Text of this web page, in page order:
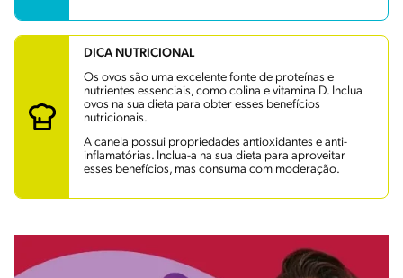
DICA NUTRICIONAL
Os ovos são uma excelente fonte de proteínas e
nutrientes essenciais, como colina e vitamina D. Inclua
ovos na sua dieta para obter esses benefícios
nutricionais.
A canela possui propriedades antioxidantes e anti-
inflamatórias. Inclua-a na sua dieta para aproveitar
esses benefícios, mas consuma com moderação.